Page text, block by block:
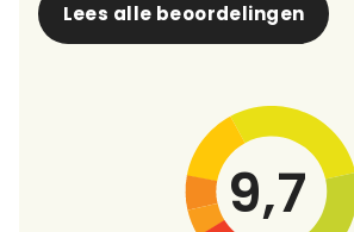
Lees alle beoordelingen
9,7